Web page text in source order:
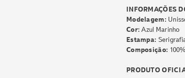
INFORMAÇÕES
Modelagem:
Cor: Azul Marinho
Estampa:
Composição:
PRODUTO